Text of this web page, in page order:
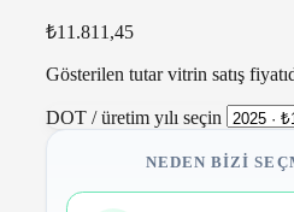
₺11.811,45
Gösterilen tutar vitrin satış
DOT / üretim yılı seçin
NEDEN BIZI